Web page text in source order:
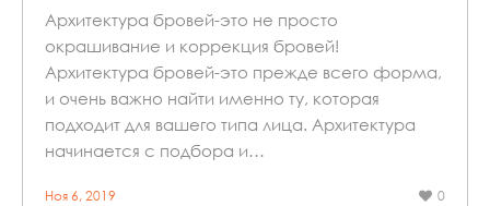
Архитектура бровей-это не просто
окрашивание и коррекция бровей!
Архитектура бровей-это прежде всего форма,
и очень важно найти именно ту, которая
подходит для вашего типа лица. Архитектура
начинается с подбора и…
0
Ноя 6, 2019